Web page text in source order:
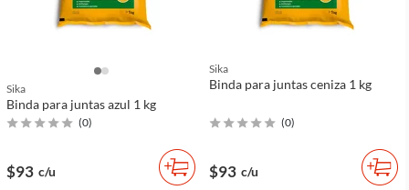
Sika
Binda para juntas azul 1 kg
(0)
$93 c/u
Sika
Binda para juntas ceniza 1 kg
(0)
$93 c/u